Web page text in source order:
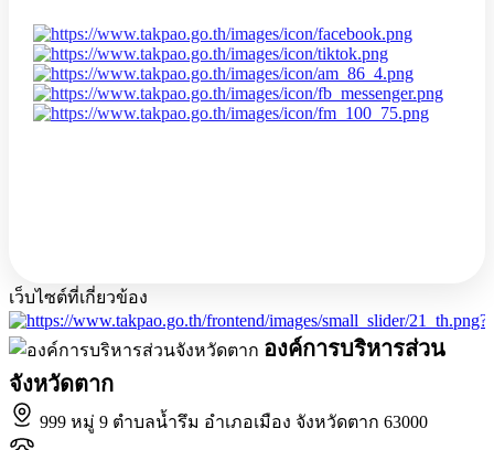
เว็บไซต์ที่เกี่ยวข้อง
องค์การบริหารส่วน
จังหวัดตาก
999 หมู่ 9 ตำบลน้ำรึม อำเภอเมือง จังหวัดตาก 63000